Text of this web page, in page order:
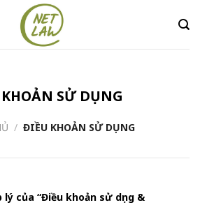
SỬ DỤNG
/ ĐIỀU KHOẢN SỬ DỤNG
của “Điều khoản sử dụng &